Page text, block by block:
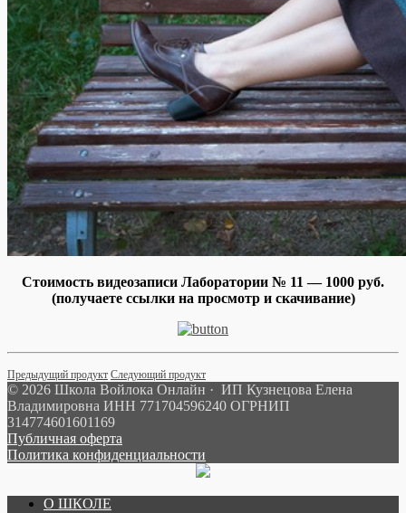
Стоимость видеозаписи Лаборатории № 11 — 1000 руб.
(получаете ссылки на просмотр и скачивание)
Предыдущий продукт Следующий продукт
© 2026 Школа Войлока Онлайн · ИП Кузнецова Елена
Владимировна ИНН 771704596240 ОГРНИП
314774601601169
Публичная оферта
Политика конфиденциальности
О ШКОЛЕ